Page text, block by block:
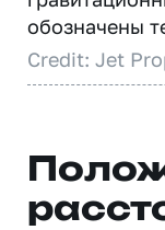
обозначены
Credit: Jet